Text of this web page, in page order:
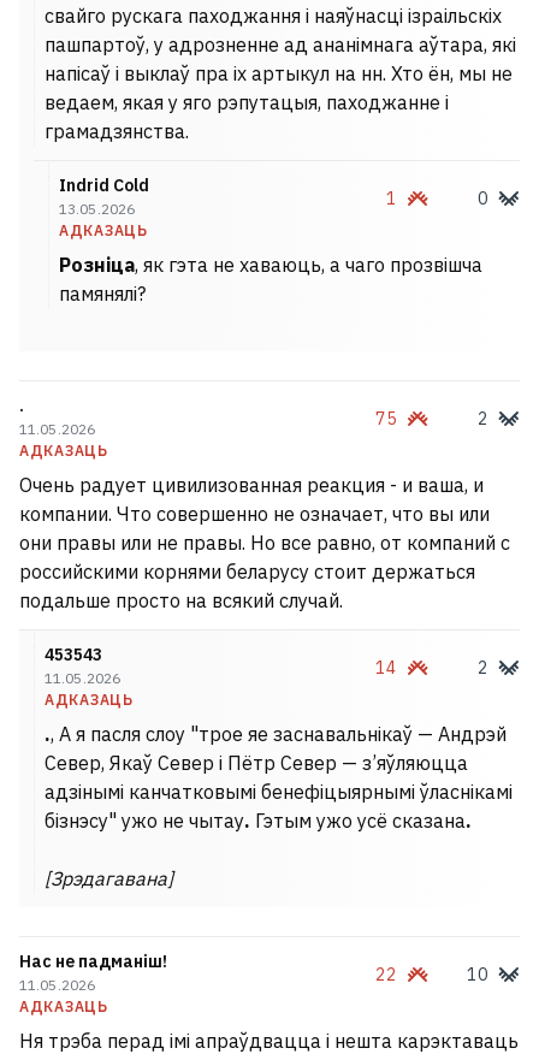
свайго рускага паходжання і наяўнасці ізраільскіх
пашпартоў, у адрозненне ад ананімнага аўтара, які
напісаў і выклаў пра іх артыкул на нн. Хто ён, мы не
ведаем, якая у яго рэпутацыя, паходжанне і
грамадзянства.
Indrid Cold
13.05.2026
АДКАЗАЦЬ
1 0
Розніца, як гэта не хаваюць, а чаго прозвішча
памянялі?
.
11.05.2026
АДКАЗАЦЬ
75 2
Очень радует цивилизованная реакция - и ваша, и
компании. Что совершенно не означает, что вы или
они правы или не правы. Но все равно, от компаний с
российскими корнями беларусу стоит держаться
подальше просто на всякий случай.
453543
11.05.2026
АДКАЗАЦЬ
14 2
., А я пасля слоу "трое яе заснавальнікаў — Андрэй
Север, Якаў Север і Пётр Север — з’яўляюцца
адзінымі канчатковымі бенефіцыярнымі ўласнікамі
бізнэсу" ужо не чытау. Гэтым ужо усё сказана.
[Зрэдагавана]
Нас не падманіш!
11.05.2026
АДКАЗАЦЬ
22 10
Ня трэба перад імі апраўдвацца і нешта карэктаваць